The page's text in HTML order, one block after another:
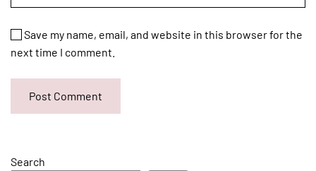
Save my name, email, and website in this browser for the
next time I comment.
Post Comment
Search